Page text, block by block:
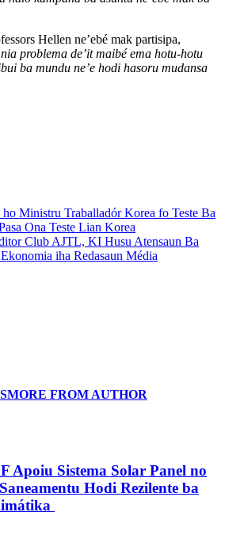
Hellen ne’ebé mak partisipa,
problema de’it maibé ema hotu-hotu
ba mundu ne’e hodi hasoru mudansa
ho Ministru Traballadór Korea fo Teste Ba
Ona Teste Lian Korea
Club AJTL, KI Husu Atensaun Ba
iha Redasaun Média
MORE FROM AUTHOR
Apoiu Sistema Solar Panel no
Hodi Rezilente ba